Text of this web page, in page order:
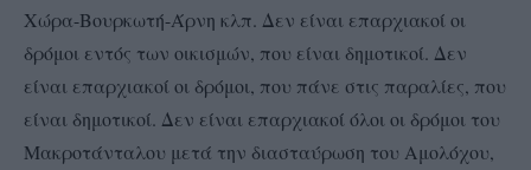
Χώρα-Βουρκωτή-Άρνη κλπ. Δεν είναι επαρχιακοί οι
δρόμοι εντός των οικισμών, που είναι δημοτικοί. Δεν
είναι επαρχιακοί οι δρόμοι, που πάνε στις παραλίες, που
είναι δημοτικοί. Δεν είναι επαρχιακοί όλοι οι δρόμοι του
Μακροτάνταλου μετά την διασταύρωση του Αμολόχου,